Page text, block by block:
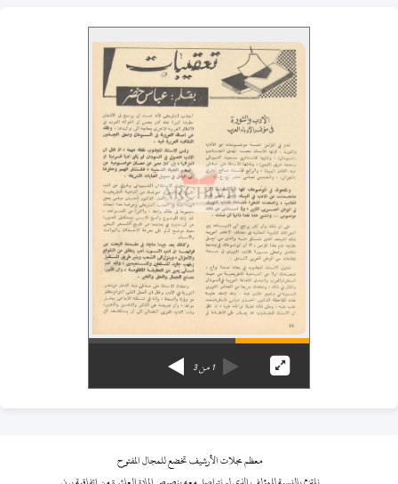
1من3
معظم مجلات الأرشيف تخضع للمجال المفتوح